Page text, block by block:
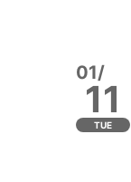
01/
11
TUE